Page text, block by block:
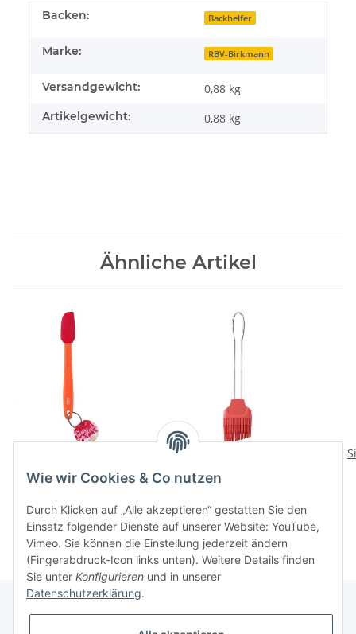
Backen: Backhelfer
Marke: RBV-Birkmann
Versandgewicht: 0,88 kg
Artikelgewicht: 0,88 kg
Ähnliche Artikel
Splash
8,90 CHF*
8,90 CHF
Wie wir Cookies & Co nutzen
Durch Klicken auf „Alle akzeptieren“ gestatten Sie den
Einsatz folgender Dienste auf unserer Website: YouTube,
Vimeo. Sie können die Einstellung jederzeit ändern
(Fingerabdruck-Icon links unten). Weitere Details finden
Sie unter Konfigurieren und in unserer
Datenschutzerklärung.